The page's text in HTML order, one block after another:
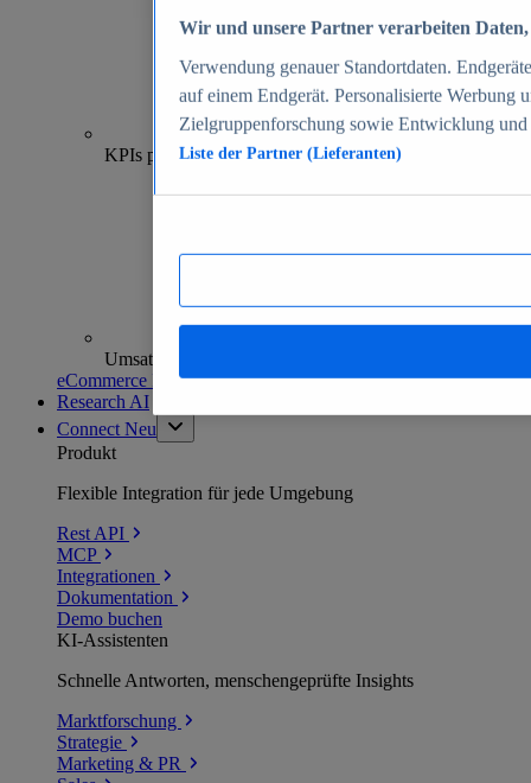
70+
KPIs pro Shop
Umsatzanalysen und -prognosen
eCommerce Insights entdecken
Research AI
Connect Neu
Produkt
Flexible Integration für jede Umgebung
Rest API
MCP
Integrationen
Dokumentation
Demo buchen
KI-Assistenten
Schnelle Antworten, menschengeprüfte Insights
Marktforschung
Strategie
Marketing & PR
Wir und unsere Partner verarbeiten
Verwendung genauer Standortdaten.
auf einem Endgerät. Personalisierte Werbung
Zielgruppenforschung sowie Entwicklung
Liste der Partner (Lieferanten)